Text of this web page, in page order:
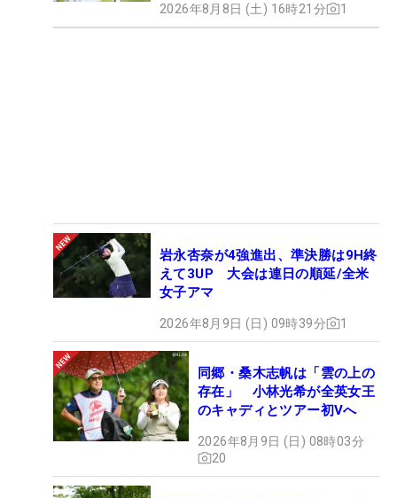
2026年8月8日 (土) 16時21分 1
岩永杏奈が4強進出、準決勝は9H終
えて3UP 大会は連日の順延/全米
女子アマ
2026年8月9日 (日) 09時39分 1
同郷・桑木志帆は「雲の上の
存在」 小林光希が全英女王
のキャディとツアー初Vへ
2026年8月9日 (日) 08時03分
20